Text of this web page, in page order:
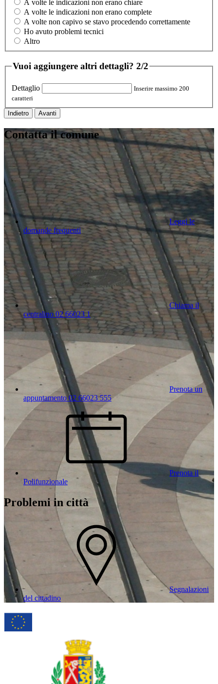
A volte le indicazioni non erano chiare
A volte le indicazioni non erano complete
A volte non capivo se stavo procedendo correttamente
Ho avuto problemi tecnici
Altro
Vuoi aggiungere altri dettagli? 2/2
Dettaglio
Inserire massimo 200
caratteri
Indietro Avanti
Contatta il comune
Leggi le
domande frequenti
Chiama il
centralino 02 66023 1
Prenota un
appuntamento 02 66023 555
Prenota il
Polifunzionale
Problemi in città
Segnalazioni
del cittadino